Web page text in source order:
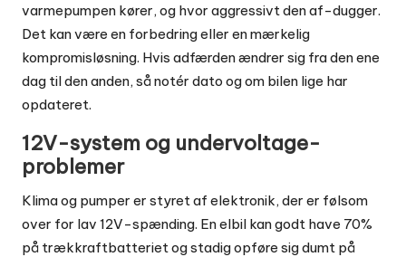
varmepumpen kører, og hvor aggressivt den af-dugger.
Det kan være en forbedring eller en mærkelig
kompromisløsning. Hvis adfærden ændrer sig fra den ene
dag til den anden, så notér dato og om bilen lige har
opdateret.
12V-system og undervoltage-
problemer
Klima og pumper er styret af elektronik, der er følsom
over for lav 12V-spænding. En elbil kan godt have 70%
på trækkraftbatteriet og stadig opføre sig dumt på